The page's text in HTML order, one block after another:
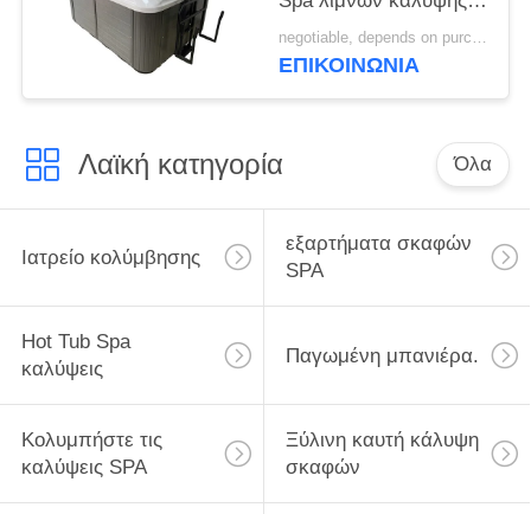
Vinyl Spa κάλυψη
για???????????
negotiable, depends on purchase volume MOQ:10 ~ 100 σύνολο
ΕΠΙΚΟΙΝΩΝΊΑ
Λαϊκή κατηγορία Όλα
Ιατρείο κολύμβησης
εξαρτήματα σκαφών
SPA
Hot Tub Spa
καλύψεις
Παγωμένη μπανιέρα.
Κολυμπήστε τις
καλύψεις SPA
Ξύλινη καυτή κάλυψη
σκαφών